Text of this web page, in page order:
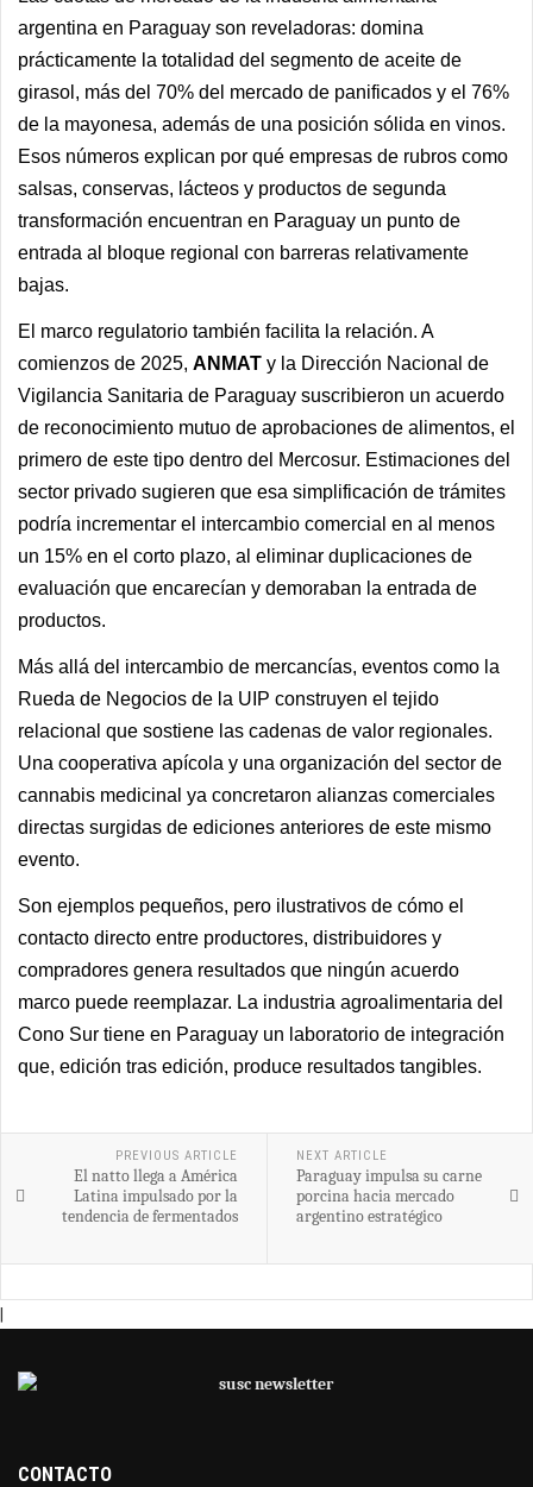
argentina en Paraguay son reveladoras: domina
prácticamente la totalidad del segmento de aceite de
girasol, más del 70% del mercado de panificados y el 76%
de la mayonesa, además de una posición sólida en vinos.
Esos números explican por qué empresas de rubros como
salsas, conservas, lácteos y productos de segunda
transformación encuentran en Paraguay un punto de
entrada al bloque regional con barreras relativamente
bajas.
El marco regulatorio también facilita la relación. A
comienzos de 2025, ANMAT y la Dirección Nacional de
Vigilancia Sanitaria de Paraguay suscribieron un acuerdo
de reconocimiento mutuo de aprobaciones de alimentos, el
primero de este tipo dentro del Mercosur. Estimaciones del
sector privado sugieren que esa simplificación de trámites
podría incrementar el intercambio comercial en al menos
un 15% en el corto plazo, al eliminar duplicaciones de
evaluación que encarecían y demoraban la entrada de
productos.
Más allá del intercambio de mercancías, eventos como la
Rueda de Negocios de la UIP construyen el tejido
relacional que sostiene las cadenas de valor regionales.
Una cooperativa apícola y una organización del sector de
cannabis medicinal ya concretaron alianzas comerciales
directas surgidas de ediciones anteriores de este mismo
evento.
Son ejemplos pequeños, pero ilustrativos de cómo el
contacto directo entre productores, distribuidores y
compradores genera resultados que ningún acuerdo
marco puede reemplazar. La industria agroalimentaria del
Cono Sur tiene en Paraguay un laboratorio de integración
que, edición tras edición, produce resultados tangibles.
PREVIOUS ARTICLE
El natto llega a América
Latina impulsado por la
tendencia de fermentados
NEXT ARTICLE
Paraguay impulsa su carne
porcina hacia mercado
argentino estratégico
CONTACTO